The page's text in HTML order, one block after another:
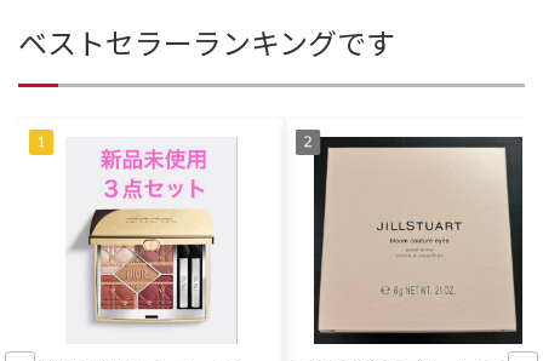
ベストセラーランキングです